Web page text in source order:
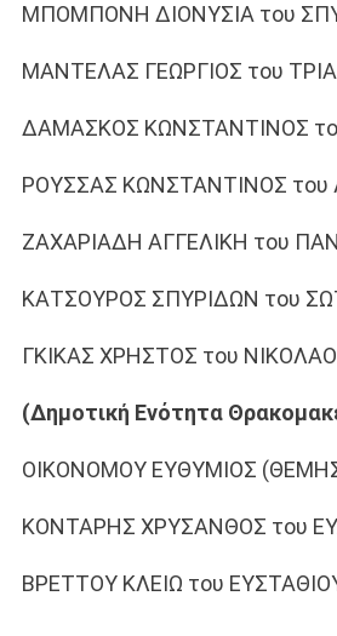
ΜΠΟΜΠΟΝΗ ΔΙΟΝΥΣΙΑ του
ΜΑΝΤΕΛΑΣ ΓΕΩΡΓΙΟΣ του
ΔΑΜΑΣΚΟΣ ΚΩΝΣΤΑΝΤΙΝΟΣ
ΡΟΥΣΣΑΣ ΚΩΝΣΤΑΝΤΙΝΟΣ
ΖΑΧΑΡΙΑΔΗ ΑΓΓΕΛΙΚΗ του
ΚΑΤΣΟΥΡΟΣ ΣΠΥΡΙΔΩΝ του
ΓΚΙΚΑΣ ΧΡΗΣΤΟΣ του
(Δημοτική Ενότητα
ΟΙΚΟΝΟΜΟΥ ΕΥΘΥΜΙΟΣ
ΚΟΝΤΑΡΗΣ ΧΡΥΣΑΝΘΟΣ του
ΒΡΕΤΤΟΥ ΚΛΕΙΩ του